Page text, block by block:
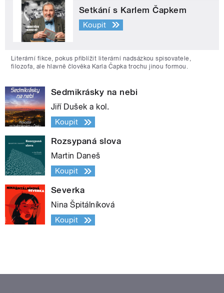
Setkání s Karlem Čapkem
Koupit
Literární fikce, pokus přiblížit literární nadsázkou spisovatele,
filozofa, ale hlavně člověka Karla Čapka trochu jinou formou.
Sedmikrásky na nebi
Jiří Dušek a kol.
Koupit
Rozsypaná slova
Martin Daneš
Koupit
Severka
Nina Špitálníková
Koupit